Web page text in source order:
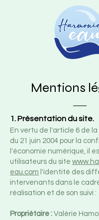
Mentions
1. Présentation du site.
En vertu de l'article 6 de la
du 21 juin 2004 pour la
l'économie numérique, il
utilisateurs du site
eau.com l'identité des
intervenants dans le
réalisation et de son suivi :
Propriétaire : Valérie